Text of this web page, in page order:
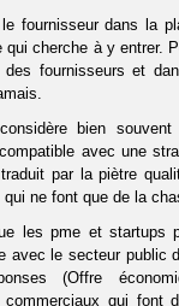
fournisseur dans la
qui cherche à y entrer.
fournisseurs et
bien
avec une
par la piètre
ne font que de la
les pme et startups
avec le secteur public
(Offre
commerciaux qui font